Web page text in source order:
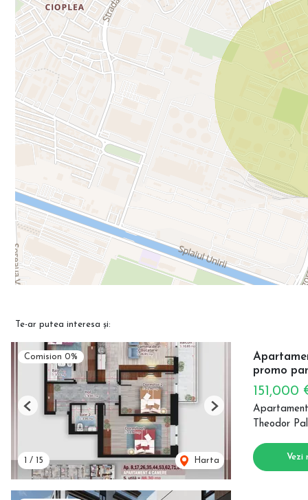
Te-ar putea interesa și:
Comision 0%
/ 15 Harta
Previous Next
promo
151,000
Theodor
Vezi